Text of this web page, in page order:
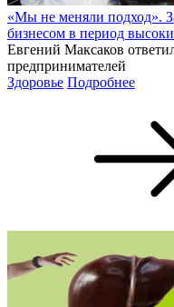
«Мы не меняли подход».
бизнесом в период
Евгений Максаков
предпринимателей
Здоровье Подробнее